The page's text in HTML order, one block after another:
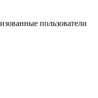
пользователи